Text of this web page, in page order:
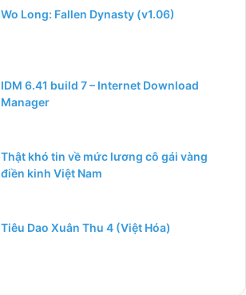
Wo Long: Fallen Dynasty (v1.06)
IDM 6.41 build 7 – Internet Download
Manager
Thật khó tin về mức lương cô gái vàng
điền kinh Việt Nam
Tiêu Dao Xuân Thu 4 (Việt Hóa)